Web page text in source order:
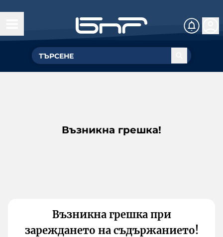
Възникна грешка!
Възникна грешка при
зареждането на съдържанието!